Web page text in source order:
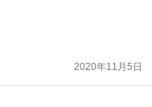
2020年11月5日